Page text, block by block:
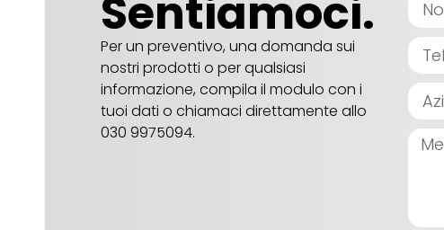
Sentiamoci.
Per un preventivo, una domanda sui
nostri prodotti o per qualsiasi
informazione, compila il modulo con i
tuoi dati o chiamaci direttamente allo
030 9975094.